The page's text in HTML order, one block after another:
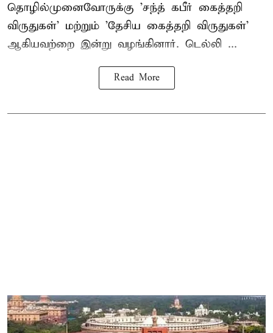
தொழில்முனைவோருக்கு 'சந்த் கபீர் கைத்தறி
விருதுகள்' மற்றும் 'தேசிய கைத்தறி விருதுகள்'
ஆகியவற்றை இன்று வழங்கினார். டெல்லி ...
Read More